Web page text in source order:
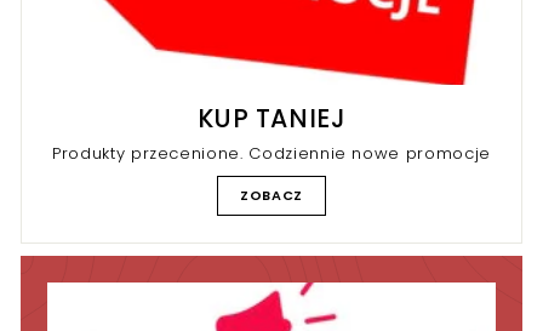
KUP TANIEJ
Produkty przecenione. Codziennie nowe promocje
ZOBACZ